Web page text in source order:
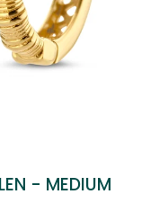
- MEDIUM